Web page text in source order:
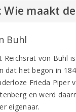
maakt
Buhl
Reichsrat von Buhl
dat het begon in
Frieda Piper
en werd
eigenaar.